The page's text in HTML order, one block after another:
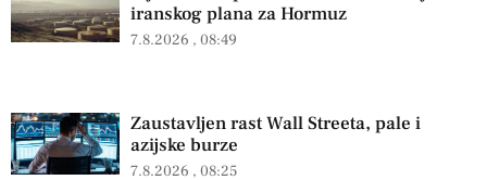
iranskog plana za Hormuz
7.8.2026 08:49
Zaustavljen rast Wall Streeta, pale i
azijske burze
7.8.2026 08:25